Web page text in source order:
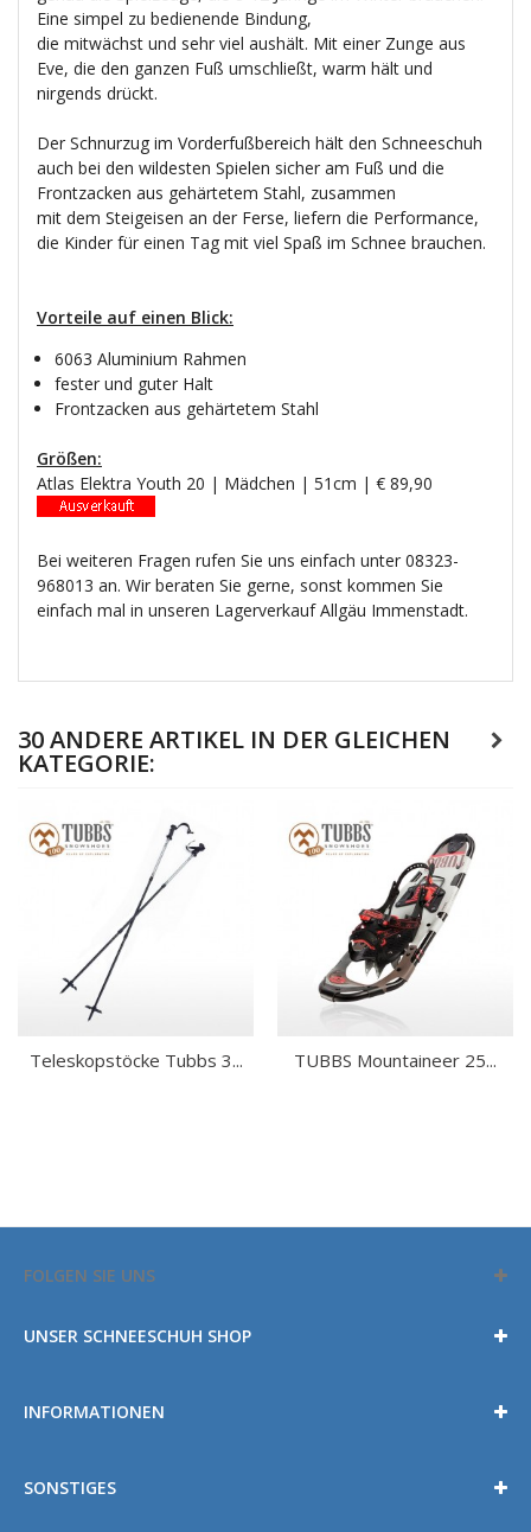
Eine simpel zu bedienende Bindung,
die mitwächst und sehr viel aushält. Mit einer Zunge aus
Eve, die den ganzen Fuß umschließt, warm hält und
nirgends drückt.
Der Schnurzug im Vorderfußbereich hält den Schneeschuh
auch bei den wildesten Spielen sicher am Fuß und die
Frontzacken aus gehärtetem Stahl, zusammen
mit dem Steigeisen an der Ferse, liefern die Performance,
die Kinder für einen Tag mit viel Spaß im Schnee brauchen.
Vorteile auf einen Blick:
6063 Aluminium Rahmen
fester und guter Halt
Frontzacken aus gehärtetem Stahl
Größen:
Atlas Elektra Youth 20 | Mädchen | 51cm | € 89,90
Bei weiteren Fragen rufen Sie uns einfach unter 08323-
968013 an. Wir beraten Sie gerne, sonst kommen Sie
einfach mal in unseren Lagerverkauf Allgäu Immenstadt.
30 ANDERE ARTIKEL IN DER GLEICHEN
KATEGORIE:
Teleskopstöcke Tubbs 3... TUBBS Mountaineer 25...
FOLGEN SIE UNS
UNSER SCHNEESCHUH SHOP
INFORMATIONEN
SONSTIGES